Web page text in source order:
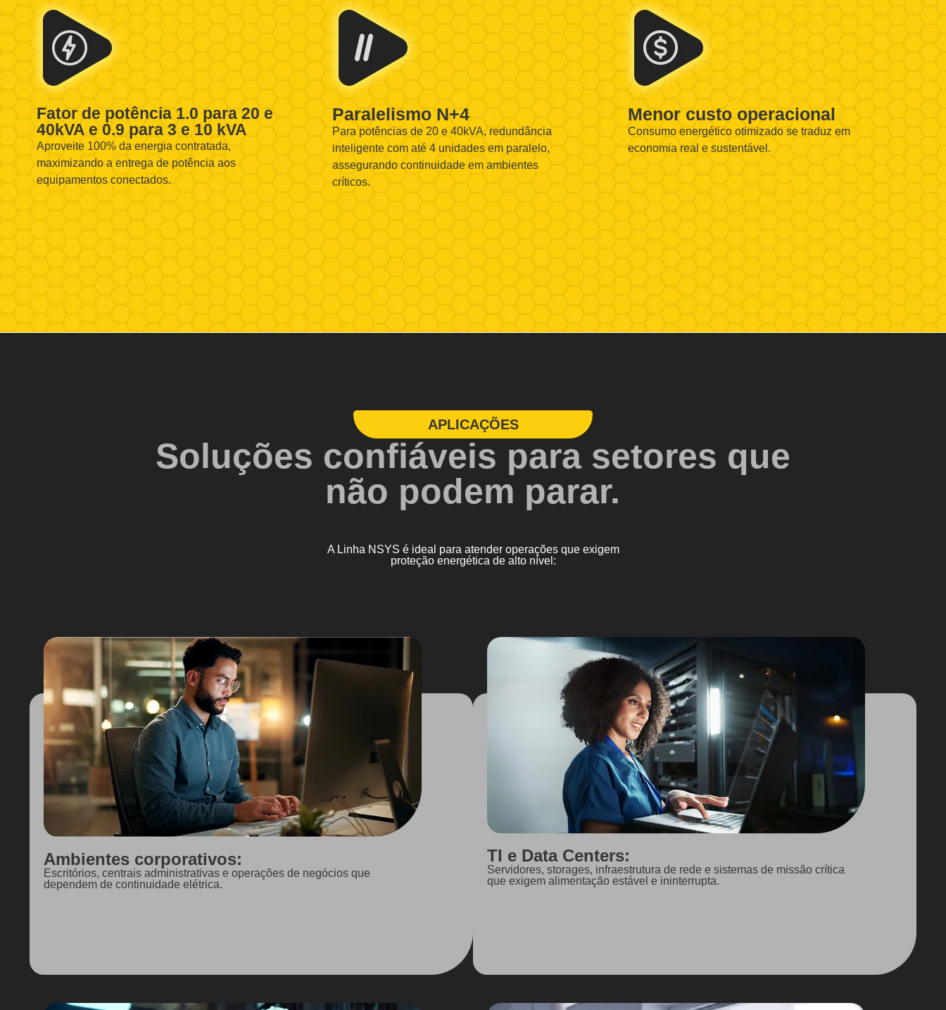
Fator de potência 1.0 para 20 e
40kVA e 0.9 para 3 e 10 kVA
Aproveite 100% da energia contratada,
maximizando a entrega de potência aos
equipamentos conectados.
Paralelismo N+4
Para potências de 20 e 40kVA, redundância
inteligente com até 4 unidades em paralelo,
assegurando continuidade em ambientes
críticos.
Menor custo operacional
Consumo energético otimizado se traduz em
economia real e sustentável.
APLICAÇÕES
Soluções confiáveis para setores que
não podem parar.
A Linha NSYS é ideal para atender operações que exigem
proteção energética de alto nível:
Ambientes corporativos:
Escritórios, centrais administrativas e operações de negócios que
dependem de continuidade elétrica.
TI e Data Centers:
Servidores, storages, infraestrutura de rede e sistemas de missão crítica
que exigem alimentação estável e ininterrupta.